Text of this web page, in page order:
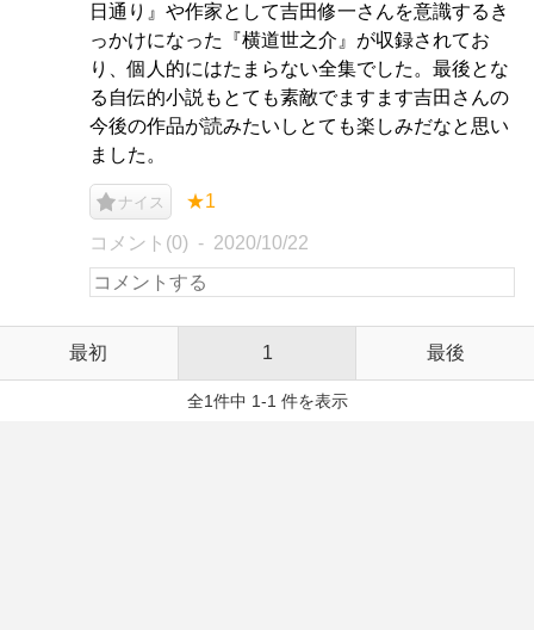
日通り』や作家として吉田修一さんを意識するき
っかけになった『横道世之介』が収録されてお
り、個人的にはたまらない全集でした。最後とな
る自伝的小説もとても素敵でますます吉田さんの
今後の作品が読みたいしとても楽しみだなと思い
ました。
ナイス ★1
コメント(0) 2020/10/22
最初 1 最後
全1件中 1-1 件を表示